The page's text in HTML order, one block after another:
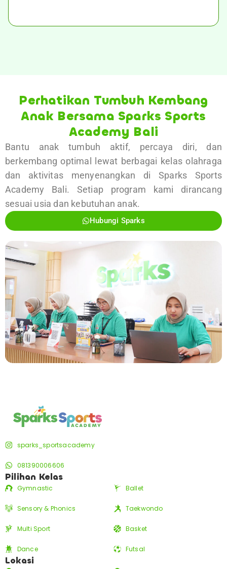
Perhatikan Tumbuh Kembang
Anak Bersama Sparks Sports
Academy Bali
Bantu anak tumbuh aktif, percaya diri, dan
berkembang optimal lewat berbagai kelas olahraga
dan aktivitas menyenangkan di Sparks Sports
Academy Bali. Setiap program kami dirancang
sesuai usia dan kebutuhan anak.
Hubungi Sparks
sparks_sportsacademy
081390006606
Pilihan Kelas
Gymnastic
Sensory & Phonics
Multi Sport
Dance
Ballet
Taekwondo
Basket
Futsal
Lokasi